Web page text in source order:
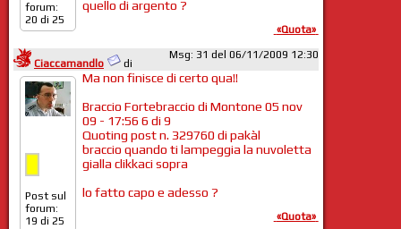
forum:
20 di 25
quello di argento ?
«Quota»
Ciaccamandlo di
Msg: 31 del 06/11/2009 12:30
Post sul
forum:
19 di 25
Ma non finisce di certo qua!!
Braccio Fortebraccio di Montone 05 nov
09 - 17:56 6 di 9
Quoting post n. 329760 di pakàl
braccio quando ti lampeggia la nuvoletta
gialla clikkaci sopra
lo fatto capo e adesso ?
«Quota»